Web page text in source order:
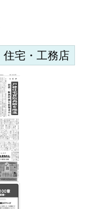
住宅・工務店